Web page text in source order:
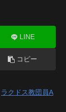
LINE
コピー
ラクドス教団員A